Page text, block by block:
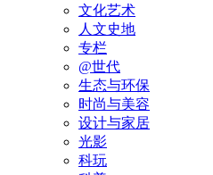
文化艺术
人文史地
专栏
@世代
生态与环保
时尚与美容
设计与家居
光影
科玩